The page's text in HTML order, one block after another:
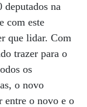
deputados na
com este
que lidar. Com
trazer para o
os
o novo
entre o novo e o